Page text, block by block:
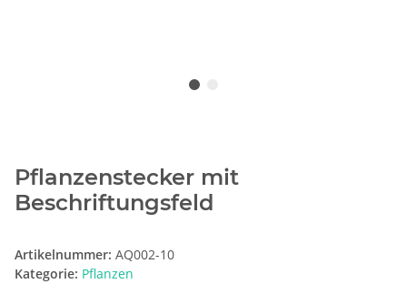
Pflanzenstecker mit
Beschriftungsfeld
Artikelnummer: AQ002-10
Kategorie: Pflanzen